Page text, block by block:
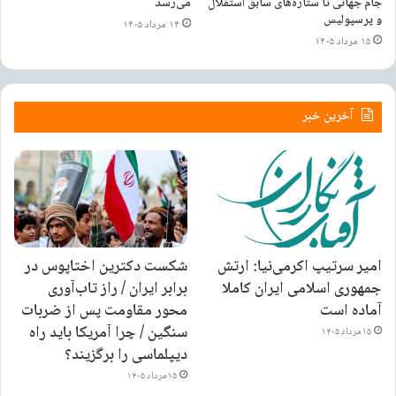
فوتبال ایران در این تورنمنت بود.
و پرسپولیس
۱۵ مرداد ۱۴۰۵
۱۴ مرداد ۱۴۰۵
آخرین خبر
امیر سرتیپ اکرمی‌نیا: ارتش
جمهوری اسلامی ایران کاملا
آماده است
۱۵ مرداد ۱۴۰۵
شکست دکترین اختاپوس در
برابر ایران / راز تاب‌آوری
محور مقاومت پس از ضربات
سنگین / چرا آمریکا باید راه
دیپلماسی را برگزیند؟
۱۵ مرداد ۱۴۰۵